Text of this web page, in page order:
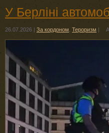
У Берліні
26.07.2026 | За кордоном Тероризм |